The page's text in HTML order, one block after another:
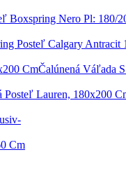
Boxspring Nero Pl: 180/
Posteľ Calgary Antracit
Čalúnená Váľada
Posteľ Lauren, 180x200
Cm